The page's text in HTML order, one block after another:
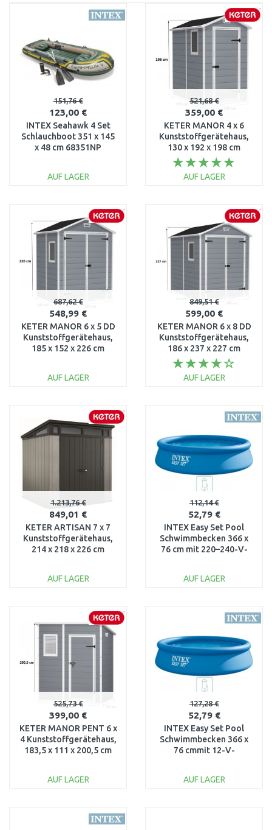
151,76 €
123,00 €
INTEX Seahawk 4 Set
Schlauchboot 351 x 145
x 48 cm 68351NP
AUF LAGER
WARENKORB
Vergleichen
521,68 €
359,00 €
KETER MANOR 4 x 6
Kunststoffgerätehaus,
130 x 192 x 198 cm
17197126
AUF LAGER
WARENKORB
Vergleichen
687,62 €
548,99 €
KETER MANOR 6 x 5 DD
Kunststoffgerätehaus,
185 x 152 x 226 cm
AUF LAGER
WARENKORB
Vergleichen
849,51 €
599,00 €
KETER MANOR 6 x 8 DD
Kunststoffgerätehaus,
186 x 237 x 227 cm
17196659
AUF LAGER
1.213,76 €
849,01 €
KETER ARTISAN 7 x 7
Kunststoffgerätehaus,
214 x 218 x 226 cm
AUF LAGER
WARENKORB
112,14 €
52,79 €
INTEX Easy Set Pool
Schwimmbecken 366 x
76 cm mit 220–240-V-
AUF LAGER
525,73 €
399,00 €
KETER MANOR PENT 6 x
4 Kunststoffgerätehaus,
183,5 x 111 x 200,5 cm
AUF LAGER
127,28 €
52,79 €
INTEX Easy Set Pool
Schwimmbecken 366 x
76 cmmit 12-V-
AUF LAGER